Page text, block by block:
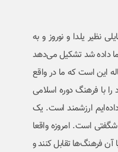
نظیر یلدا و نوروز و به
ما داده شد تشکیل می‌دهد
این است که ما در واقع
با فرهنگ دوره اسلامی
ارزشمند است. یک
است. امروزه واقعا
فرهنگ‌ها تقابل کنند و